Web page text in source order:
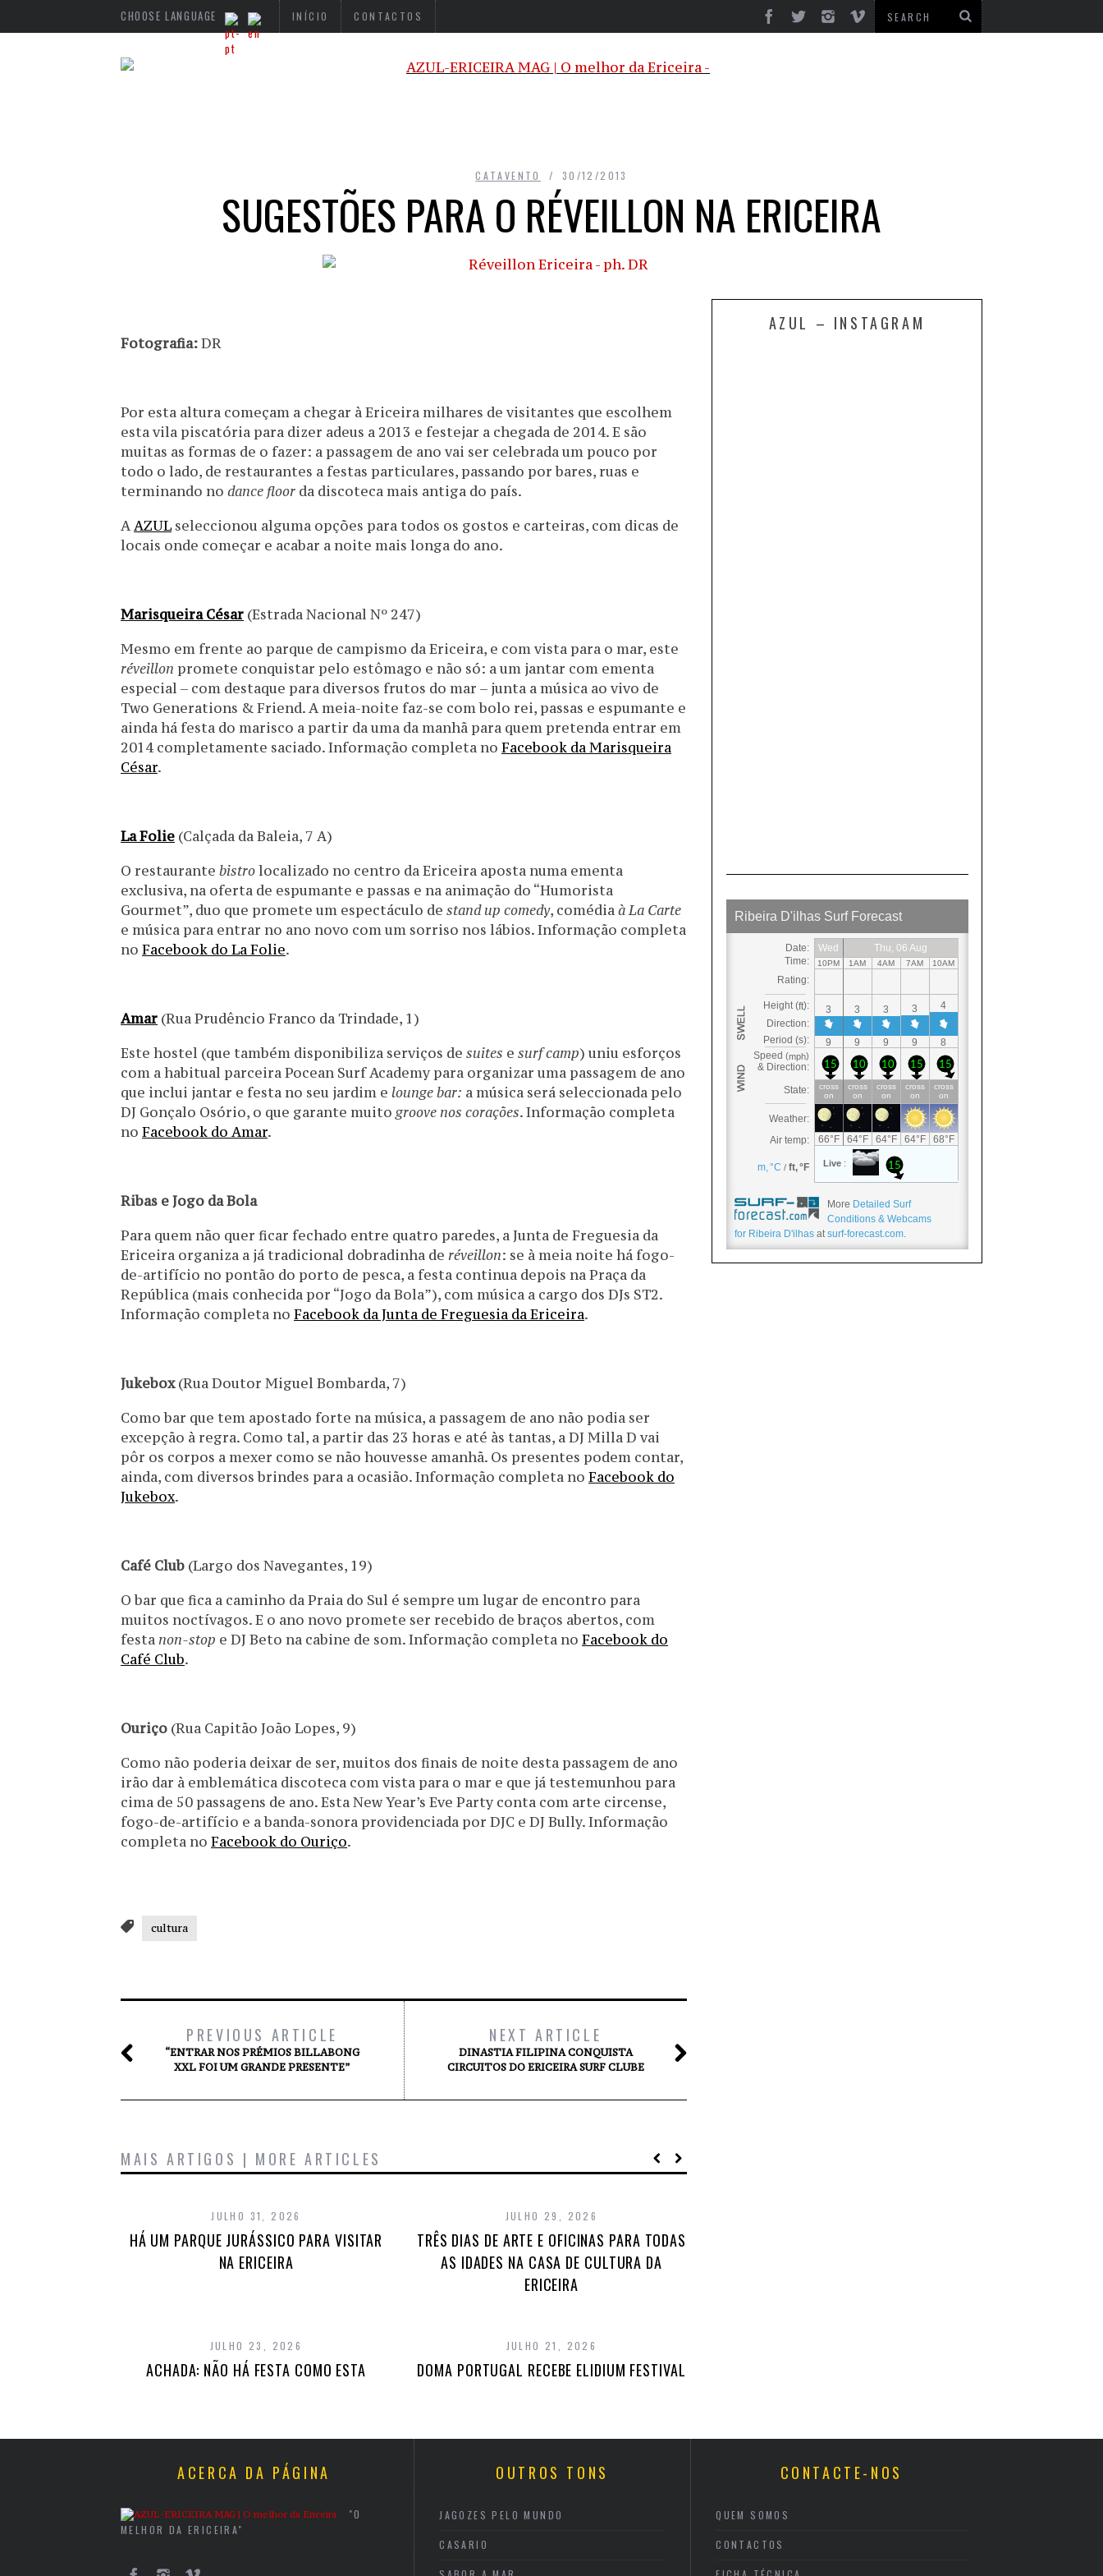
CHOOSE LANGUAGE INÍCIO CONTACTOS
CATAVENTO 30/12/2013
SUGESTÕES PARA O RÉVEILLON NA ERICEIRA
Fotografia:DR
Por esta altura começam a chegar à Ericeira milhares de visitantes que escolhem
esta vila piscatória para dizer adeus a 2013 e festejar a chegada de 2014. E são
muitas as formas de o fazer: a passagem de ano vai ser celebrada um pouco por
todo o lado, de restaurantes a festas particulares, passando por bares, ruas e
terminando no dance floor da discoteca mais antiga do país.
AAZUL seleccionou alguma opções para todos os gostos e carteiras, com dicas de
locais onde começar e acabar a noite mais longa do ano.
Marisqueira César (Estrada Nacional Nº 247)
Mesmo em frente ao parque de campismo da Ericeira, e com vista para o mar, este
réveillon promete conquistar pelo estômago e não só: a um jantar com ementa
especial – com destaque para diversos frutos do mar – junta a música ao vivo de
Two Generations & Friend. A meia-noite faz-se com bolo rei, passas e espumante e
ainda há festa do marisco a partir da uma da manhã para quem pretenda entrar em
2014 completamente saciado. Informação completa no Facebook da Marisqueira
César.
La Folie (Calçada da Baleia, 7 A)
O restaurante bistrolocalizado no centro da Ericeira aposta numa ementa
exclusiva, na oferta de espumante e passas e na animação do “Humorista
Gourmet”, duo que promete um espectáculo de stand up comedy, comédiaà La Carte
e música para entrar no ano novo com um sorriso nos lábios. Informação completa
no Facebook do La Folie.
Amar (Rua Prudêncio Franco da Trindade, 1)
Este hostel (que também disponibiliza serviços de suites e surf camp) uniu esforços
com a habitual parceira Pocean Surf Academy para organizar uma passagem de ano
que inclui jantar e festa no seu jardim e lounge bar: a música será seleccionada pelo
DJ Gonçalo Osório, o que garante muito groove nos corações. Informação completa
no Facebook do Amar.
Ribas e Jogo da Bola
Para quem não quer ficar fechado entre quatro paredes, a Junta de Freguesia da
Ericeira organiza a já tradicional dobradinha de réveillon: se à meia noite há fogo-
de-artifício no pontão do porto de pesca, a festa continua depois na Praça da
República (mais conhecida por “Jogo da Bola”), com música a cargo dos DJs ST2.
Informação completa no Facebook da Junta de Freguesia da Ericeira.
Jukebox(Rua Doutor Miguel Bombarda, 7)
Como bar que tem apostado forte na música, a passagem de ano não podia ser
excepção à regra. Como tal, a partir das 23 horas e até às tantas, a DJ Milla D vai
pôr os corpos a mexer como se não houvesse amanhã. Os presentes podem contar,
ainda, com diversos brindes para a ocasião. Informação completa no Facebook do
Jukebox.
Café Club (Largo dos Navegantes, 19)
O bar que fica a caminho da Praia do Sul é sempre um lugar de encontro para
muitos noctívagos. E o ano novo promete ser recebido de braços abertos, com
festanon-stop e DJ Beto na cabine de som. Informação completa no Facebook do
Café Club.
Ouriço (Rua Capitão João Lopes, 9)
Como não poderia deixar de ser, muitos dos finais de noite desta passagem de ano
irão dar à emblemática discoteca com vista para o mar e que já testemunhou para
cima de 50 passagens de ano. Esta New Year’s Eve Party conta com arte circense,
fogo-de-artifício e a banda-sonora providenciada por DJC e DJ Bully. Informação
completa no Facebook do Ouriço.
cultura
PREVIOUS ARTICLE
“ENTRAR NOS PRÉMIOS BILLABONG
XXL FOI UM GRANDE PRESENTE”
NEXT ARTICLE
DINASTIA FILIPINA CONQUISTA
CIRCUITOS DO ERICEIRA SURF CLUBE
MAIS ARTIGOS | MORE ARTICLES
JULHO 31, 2026
HÁ UM PARQUE JURÁSSICO PARA VISITAR
NA ERICEIRA
JULHO 29, 2026
TRÊS DIAS DE ARTE E OFICINAS PARA TODAS
AS IDADES NA CASA DE CULTURA DA
ERICEIRA
JULHO 23, 2026
ACHADA: NÃO HÁ FESTA COMO ESTA
JULHO 21, 2026
DOMA PORTUGAL RECEBE ELIDIUM FESTIVAL
AZUL – INSTAGRAM
More Detailed Surf
Conditions & Webcams
for Ribeira D'ilhas at surf-forecast.com.
ACERCA DA PÁGINA
"O
MELHOR DA ERICEIRA"
OUTROS TONS
JAGOZES PELO MUNDO
CASARIO
CONTACTE-NOS
QUEM SOMOS
CONTACTOS